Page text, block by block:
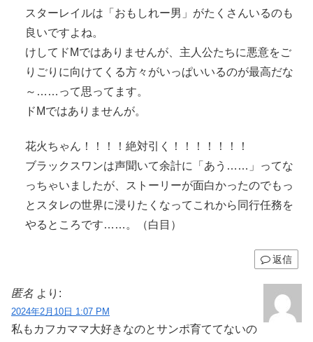
スターレイルは「おもしれー男」がたくさんいるのも
良いですよね。
けしてドMではありませんが、主人公たちに悪意をご
りごりに向けてくる方々がいっぱいいるのが最高だな
～……って思ってます。
ドMではありませんが。
花火ちゃん！！！！絶対引く！！！！！！！
ブラックスワンは声聞いて余計に「あう……」ってな
っちゃいましたが、ストーリーが面白かったのでもっ
とスタレの世界に浸りたくなってこれから同行任務を
やるところです……。（白目）
返信
匿名 より:
2024年2月10日 1:07 PM
私もカフカママ大好きなのとサンポ育ててないの